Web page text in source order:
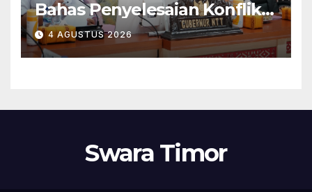
Bahas Penyelesaian Konflik
Adonara
4 AGUSTUS 2026
Swara Timor